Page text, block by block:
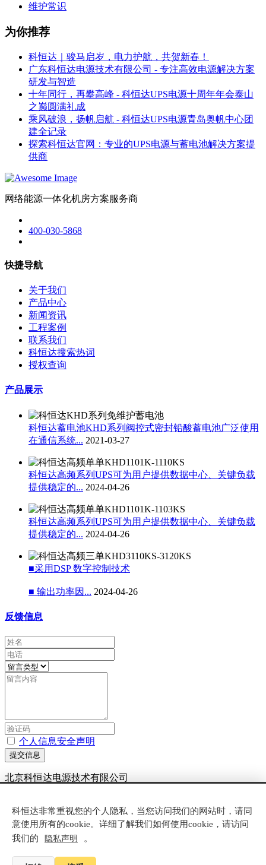
维护常识
为你推荐
科恒达｜骏马启岁，电力护航，共贺新春！
广东科恒达电源技术有限公司 - 专注高效电源解决方案
研发与智造
十年同行，再攀高峰 - 科恒达UPS电源十周年年会泰山
之巅圆满礼成
乘风破浪，扬帆启航 - 科恒达UPS电源青岛奥帆中心团
建全记录
探索科恒达官网：专业的UPS电源与蓄电池解决方案提
供商
网络能源一体化机房方案服务商
400-030-5868
快捷导航
关于我们
产品中心
新闻资讯
工程案例
联系我们
科恒达搜索热词
授权查询
产品展示
科恒达蓄电池KHD系列阀控式密封铅酸蓄电池广泛使用
在通信系统... 2021-03-27
科恒达高频系列UPS可为用户提供数据中心、关键负载
提供稳定的... 2024-04-26
科恒达高频系列UPS可为用户提供数据中心、关键负载
提供稳定的... 2024-04-26
■采用DSP 数字控制技术
■ 输出功率因... 2024-04-26
反馈信息
个人信息安全声明
提交信息
北京科恒达电源技术有限公司
技术支持：米拓建站 8.1
电话咨询
产品中心
科恒达非常重视您的个人隐私，当您访问我们的网站时，请同
意使用所有的cookie。详细了解我们如何使用cookie，请访问
我们的
隐私声明 。